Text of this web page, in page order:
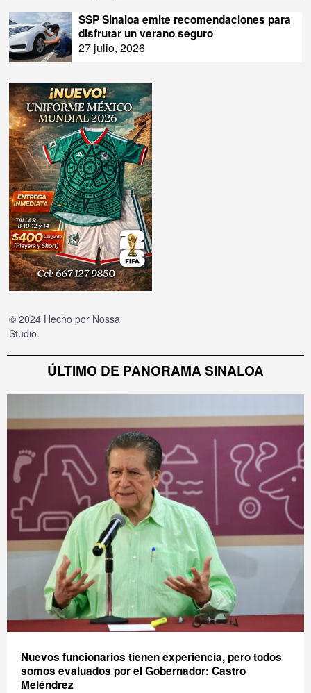
SSP Sinaloa emite recomendaciones para
disfrutar un verano seguro
27 julio, 2026
© 2024 Hecho por Nossa
Studio.
ÚLTIMO DE PANORAMA SINALOA
Nuevos funcionarios tienen experiencia, pero todos
somos evaluados por el Gobernador: Castro
Meléndrez